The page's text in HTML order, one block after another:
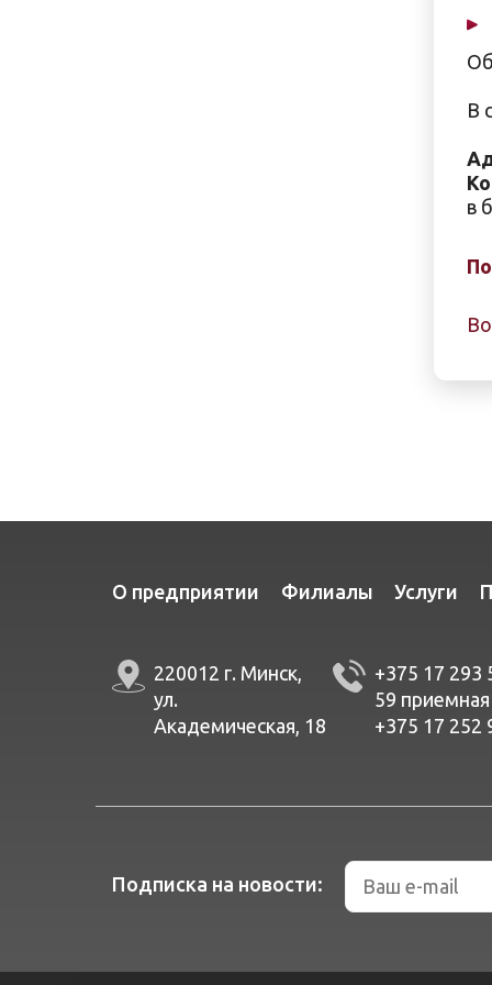
В
в
О предприятии Филиалы Услуги
220012 г. Минск,
ул.
Академическая, 18
+375 17 293
59 приемная
+375 17 252
Подписка на новости: